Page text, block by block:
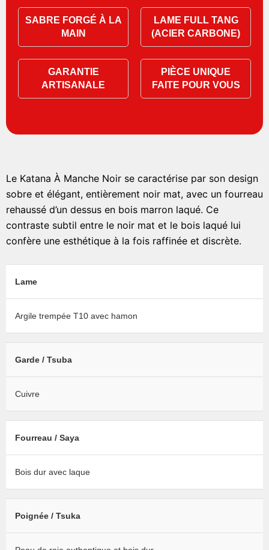
SABRE FORGÉ À LA
MAIN
LAME FULL TANG
(ACIER CARBONE)
GARANTIE
ARTISANALE
PIÈCE UNIQUE
FAITE POUR VOUS
Le Katana À Manche Noir se caractérise par son design
sobre et élégant, entièrement noir mat, avec un fourreau
rehaussé d’un dessus en bois marron laqué. Ce
contraste subtil entre le noir mat et le bois laqué lui
confère une esthétique à la fois raffinée et discrète.
Lame
Argile trempée T10 avec hamon
Garde / Tsuba
Cuivre
Fourreau / Saya
Bois dur avec laque
Poignée / Tsuka